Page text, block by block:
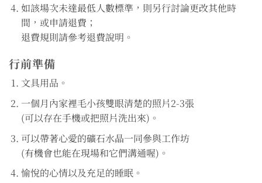
如該場次未達最低人數標準，則另行討論更改其他時
間，或申請退費；
退費規則請參考退費說明。
行前準備
文具用品。
一個月內家裡毛小孩雙眼清楚的照片2-3張
(可以存在手機或把照片洗出來)。
可以帶著心愛的礦石水晶一同參與工作坊
(有機會也能在現場和它們溝通喔)。
愉悅的心情以及充足的睡眠。